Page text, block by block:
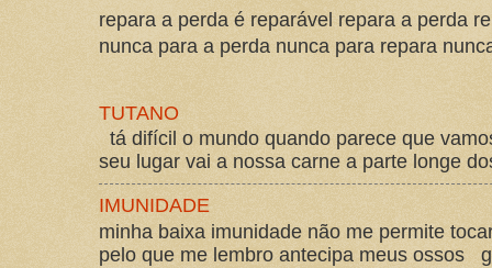
repara a perda é reparável repara a perda
nunca para a perda nunca para repara
TUTANO
tá difícil o mundo quando parece que
seu lugar vai a nossa carne a parte longe
IMUNIDADE
minha baixa imunidade não me permite
pelo que me lembro antecipa meus ossos